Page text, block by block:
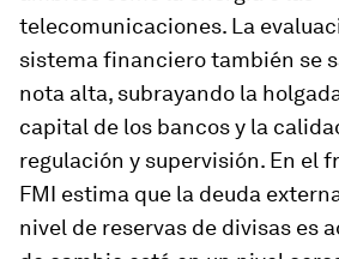
telecomunicaciones. La
sistema financiero también se
nota alta, subrayando la
capital de los bancos y la
regulación y supervisión. En el
FMI estima que la deuda
nivel de reservas de divisas es